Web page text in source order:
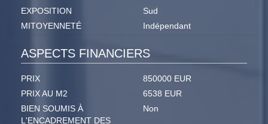
EXPOSITION
Sud
MITOYENNETÉ
Indépendant
ASPECTS FINANCIERS
PRIX
850000 EUR
PRIX AU M2
6538 EUR
BIEN SOUMIS À
L'ENCADREMENT DES
Non